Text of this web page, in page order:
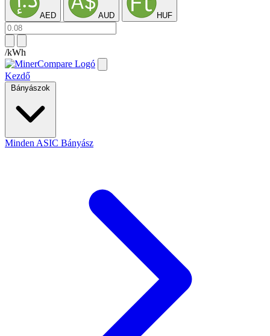
AED AUD HUF
/kWh
Kezdő
Bányászok
Minden ASIC Bányász